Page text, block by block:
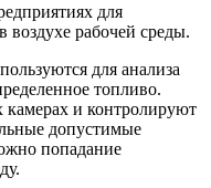
для
воздухе рабочей среды.
для анализа
топливо.
камерах и контролируют
допустимые
попадание